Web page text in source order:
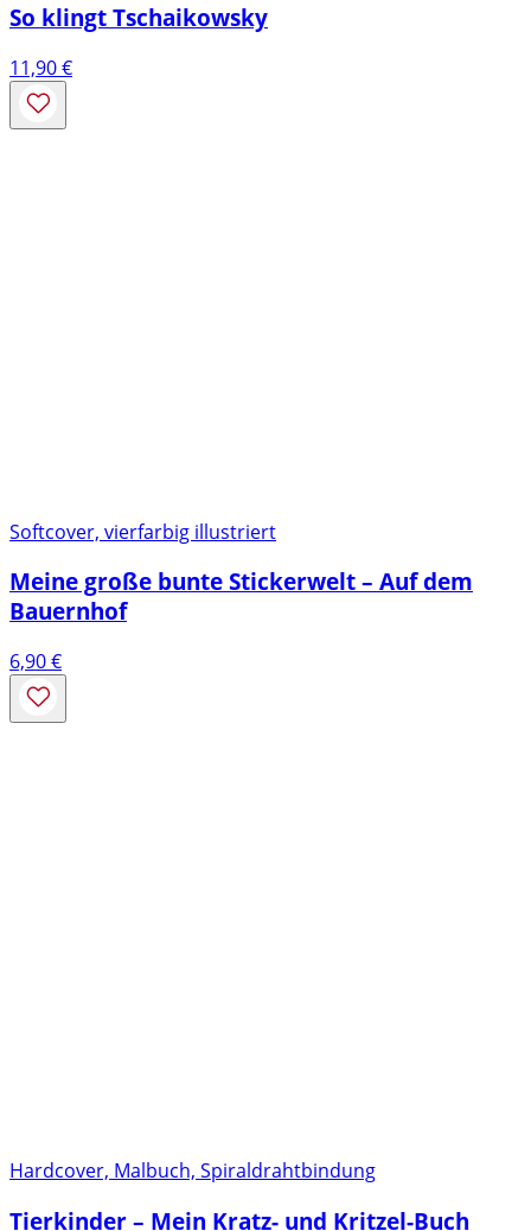
So klingt Tschaikowsky
11,90€
Softcover, vierfarbig illustriert
Meine große bunte Stickerwelt – Auf dem
Bauernhof
6,90€
Hardcover, Malbuch, Spiraldrahtbindung
Tierkinder – Mein Kratz- und Kritzel-Buch